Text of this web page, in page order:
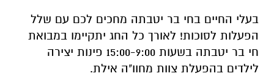
בעלי החיים בחי בר יטבתה מחכים לכם עם שלל
הפעלות לסוכות! לאורך כל החג יתקיימו במבואת
חי בר יטבתה בשעות 15:00-9:00 פינות יצירה
לילדים בהפעלת צוות מחוו"ה אילת.